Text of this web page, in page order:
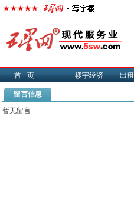
首页 楼宇经济 出
留言信息
暂无留言